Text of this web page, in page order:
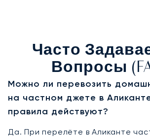
Часто
Вопросы
Можно ли перевозить
на частном джете в
правила действуют?
Да. При перелёте в Аликанте